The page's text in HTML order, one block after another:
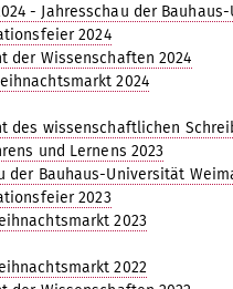
- Jahresschau der
2024
der Wissenschaften 2024
2024
des wissenschaftlichen
und Lernens 2023
der Bauhaus-Universität
2023
2023
2022